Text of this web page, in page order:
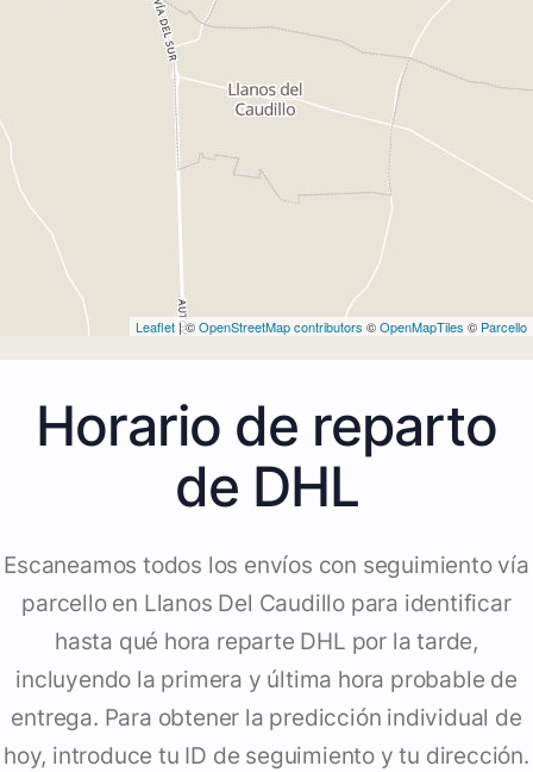
Leaflet| ©OpenStreetMap contributors ©OpenMapTiles © Parcello
Horario de reparto
de DHL
Escaneamos todos los envíos con seguimiento vía
parcello en Llanos Del Caudillo para identificar
hasta qué hora reparte DHL por la tarde,
incluyendo la primera y última hora probable de
entrega. Para obtener la predicción individual de
hoy, introduce tu ID de seguimiento y tu dirección.